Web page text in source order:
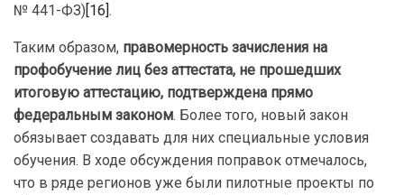
№ 441-ФЗ)[16].
Таким образом, правомерность зачисления на
профобучение лиц без аттестата, не прошедших
итоговую аттестацию, подтверждена прямо
федеральным законом. Более того, новый закон
обязывает создавать для них специальные условия
обучения. В ходе обсуждения поправок отмечалось,
что в ряде регионов уже были пилотные проекты по